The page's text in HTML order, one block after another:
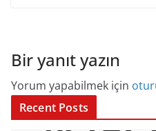
Bir yanıt yazın
Yorum yapabilmek için
Recent Posts